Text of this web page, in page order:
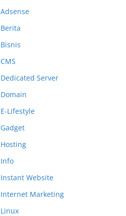
Adsense
Berita
Bisnis
CMS
Dedicated Server
Domain
E-Lifestyle
Gadget
Hosting
Info
Instant Website
Internet Marketing
Linux